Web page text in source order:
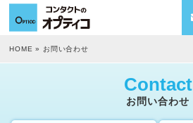
HOME » お問い合わせ
Contact
お問い合わせ